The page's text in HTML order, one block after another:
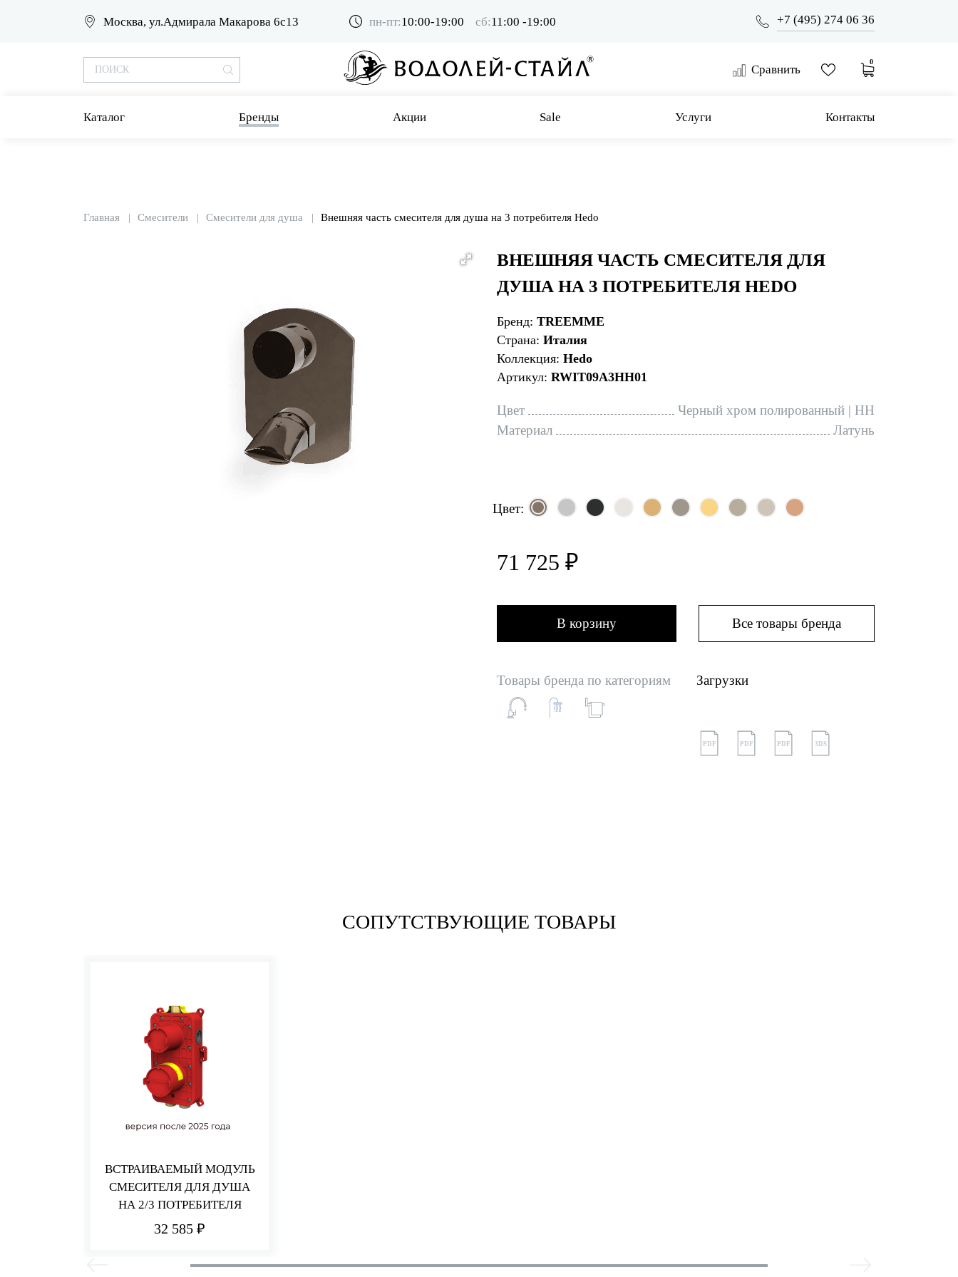
Москва, ул.Адмирала Макарова 6с13 пн-пт:10:00-19:00 сб:11:00 -19:00 +7 (495) 274 06 36
Сравнить
0
Каталог Бренды Акции Sale Услуги Контакты
Главная Смесители Смесители для душа Внешняя часть смесителя для душа на 3 потребителя Hedo
ВНЕШНЯЯ ЧАСТЬ СМЕСИТЕЛЯ ДЛЯ
ДУША НА 3 ПОТРЕБИТЕЛЯ HEDO
Бренд: TREEMME
Страна: Италия
Коллекция: Hedo
Артикул: RWIT09A3HH01
Цвет
Черный хром полированный | HH
Материал
Латунь
Цвет:
71 725 ₽
В корзину Все товары бренда
Товары бренда по категориям Загрузки
PDF PDF PDF 3DS
СОПУТСТВУЮЩИЕ ТОВАРЫ
ВСТРАИВАЕМЫЙ МОДУЛЬ
СМЕСИТЕЛЯ ДЛЯ ДУША
НА 2/3 ПОТРЕБИТЕЛЯ
32 585 ₽